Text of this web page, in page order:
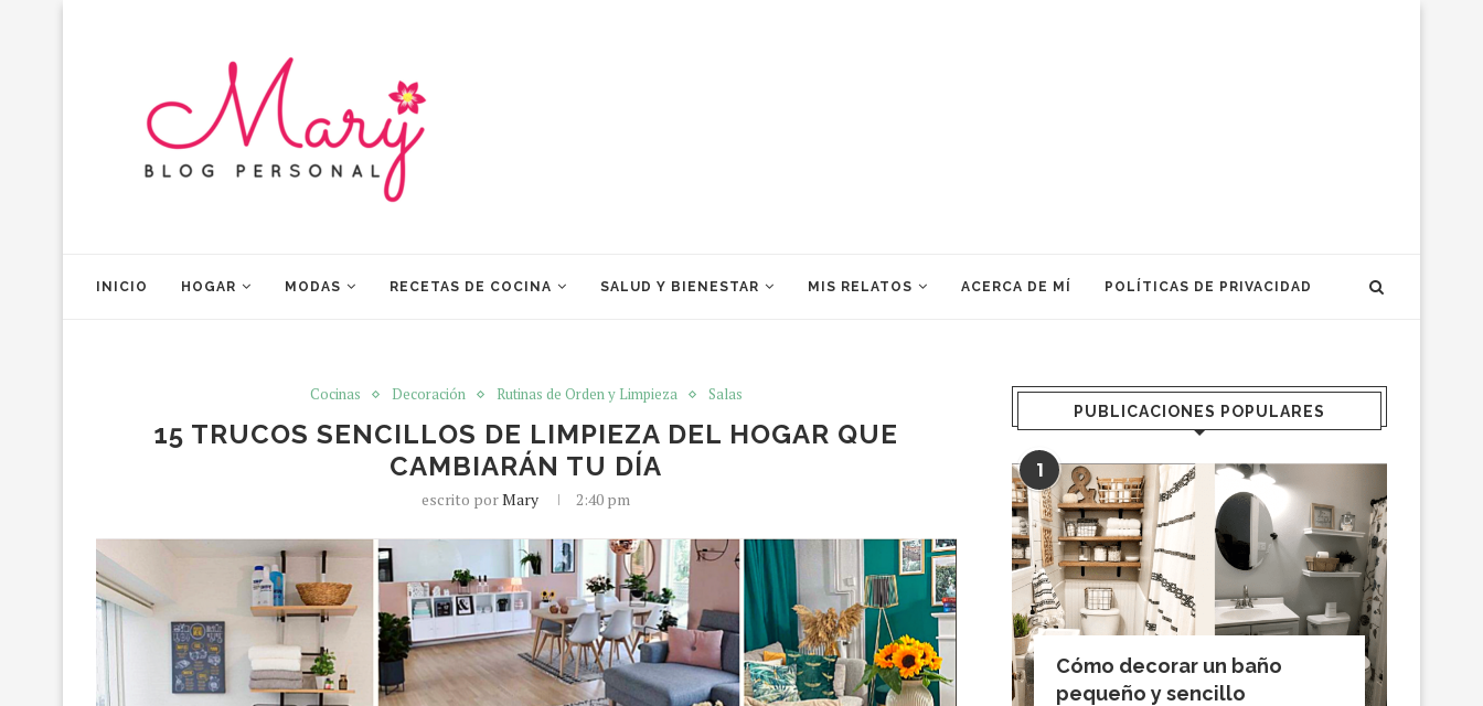
INICIO HOGAR MODAS RECETAS DE COCINA SALUD Y BIENESTAR MIS RELATOS ACERCA DE MÍ POLÍTICAS DE PRIVACIDAD
Cocinas Decoración Rutinas de Orden y Limpieza Salas
15 TRUCOS SENCILLOS DE LIMPIEZA DEL HOGAR QUE
CAMBIARÁN TU DÍA
escrito porMary 2:40 pm
PUBLICACIONES POPULARES
1
Cómo decorar un baño
pequeño y sencillo